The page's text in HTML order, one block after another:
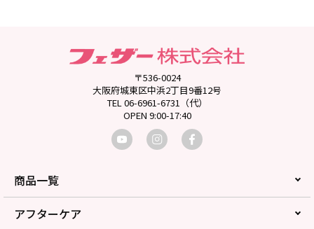
〒536-0024
大阪府城東区中浜2丁目9番12号
TEL 06-6961-6731（代）
OPEN 9:00-17:40
商品一覧
アフターケア